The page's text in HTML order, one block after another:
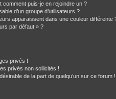
comment puis-je en rejoindre un ?
d’un groupe d’utilisateurs ?
apparaissent dans une couleur différente
par défaut » ?
privés !
privés non sollicités !
de la part de quelqu’un sur ce forum !